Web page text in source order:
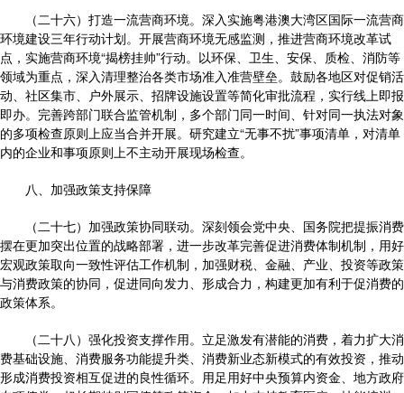
（二十六）打造一流营商环境。深入实施粤港澳大湾区国际一流营商
环境建设三年行动计划。开展营商环境无感监测，推进营商环境改革试
点，实施营商环境“揭榜挂帅”行动。以环保、卫生、安保、质检、消防等
领域为重点，深入清理整治各类市场准入准营壁垒。鼓励各地区对促销活
动、社区集市、户外展示、招牌设施设置等简化审批流程，实行线上即报
即办。完善跨部门联合监管机制，多个部门同一时间、针对同一执法对象
的多项检查原则上应当合并开展。研究建立“无事不扰”事项清单，对清单
内的企业和事项原则上不主动开展现场检查。
八、加强政策支持保障
（二十七）加强政策协同联动。深刻领会党中央、国务院把提振消费
摆在更加突出位置的战略部署，进一步改革完善促进消费体制机制，用好
宏观政策取向一致性评估工作机制，加强财税、金融、产业、投资等政策
与消费政策的协同，促进同向发力、形成合力，构建更加有利于促消费的
政策体系。
（二十八）强化投资支撑作用。立足激发有潜能的消费，着力扩大消
费基础设施、消费服务功能提升类、消费新业态新模式的有效投资，推动
形成消费投资相互促进的良性循环。用足用好中央预算内资金、地方政府